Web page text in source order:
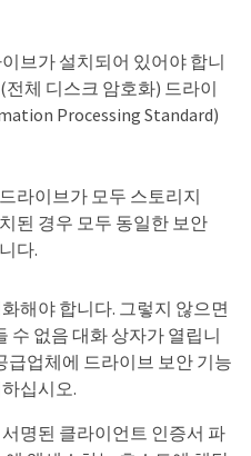
브가 설치되어 있어야 합니
전체 디스크 암호화) 드라이
Processing Standard)
드라이브가 모두 스토리지
된 경우 모두 동일한 보안
다.
해야 합니다. 그렇지 않으면
수 없음 대화 상자가 열립니
급업체에 드라이브 보안 기능
십시오.
명된 클라이언트 인증서 파